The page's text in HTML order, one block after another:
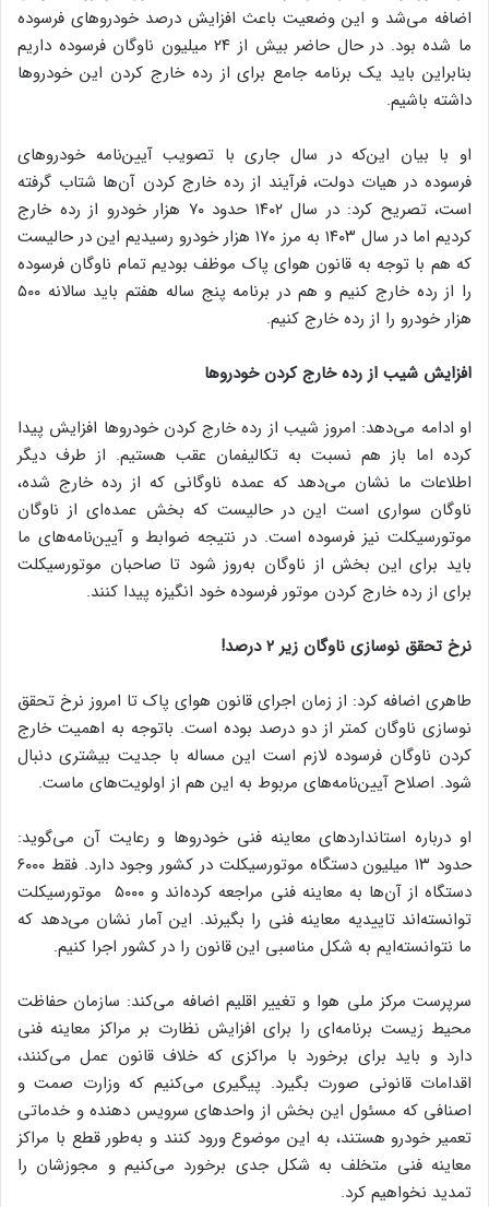
اضافه می‌شد و این وضعیت باعث افزایش درصد خودروهای فرسوده
ما شده بود. در حال حاضر بیش از ۲۴ میلیون ناوگان فرسوده داریم
بنابراین باید یک برنامه جامع برای از رده خارج کردن این خودروها
داشته باشیم.
او با بیان این‌که در سال جاری با تصویب آیین‌نامه خودروهای
فرسوده در هیات دولت، فرآیند از رده خارج کردن آن‌ها شتاب گرفته
است، تصریح کرد: در سال ۱۴۰۲ حدود ۷۰ هزار خودرو از رده خارج
کردیم اما در سال ۱۴۰۳ به مرز ۱۷۰ هزار خودرو رسیدیم این در حالیست
که هم با توجه به قانون هوای پاک موظف بودیم تمام ناوگان فرسوده
را از رده خارج کنیم و هم در برنامه پنج ساله هفتم باید سالانه ۵۰۰
هزار خودرو را از رده خارج کنیم.
افزایش شیب از رده خارج کردن خودروها
او ادامه می‌دهد: امروز شیب از رده خارج کردن خودروها افزایش پیدا
کرده اما باز هم نسبت به تکالیفمان عقب هستیم. از طرف دیگر
اطلاعات ما نشان می‌دهد که عمده ناوگانی که از رده خارج شده،
ناوگان سواری است این در حالیست که بخش عمده‌ای از ناوگان
موتورسیکلت نیز فرسوده است. در نتیجه ضوابط و آیین‌نامه‌های ما
باید برای این بخش از ناوگان به‌روز شود تا صاحبان موتورسیکلت
برای از رده خارج کردن موتور فرسوده خود انگیزه پیدا کنند.
نرخ تحقق نوسازی ناوگان زیر ۲ درصد!
طاهری اضافه کرد: از زمان اجرای قانون هوای پاک تا امروز نرخ تحقق
نوسازی ناوگان کمتر از دو درصد بوده است. باتوجه به اهمیت خارج
کردن ناوگان فرسوده لازم است این مساله با جدیت بیشتری دنبال
شود. اصلاح آیین‌نامه‌های مربوط به این هم از اولویت‌های ماست.
او درباره استانداردهای معاینه فنی خودروها و رعایت آن می‌گوید:
حدود ۱۳ میلیون دستگاه موتورسیکلت در کشور وجود دارد. فقط ۶۰۰۰
دستگاه از آن‌ها به معاینه فنی مراجعه کرده‌اند و ۵۰۰۰ موتورسیکلت
توانسته‌اند تاییدیه معاینه فنی را بگیرند. این آمار نشان می‌دهد که
ما نتوانسته‌ایم به شکل مناسبی این قانون را در کشور اجرا کنیم.
سرپرست مرکز ملی هوا و تغییر اقلیم اضافه می‌کند: سازمان حفاظت
محیط زیست برنامه‌ای را برای افزایش نظارت بر مراکز معاینه فنی
دارد و باید برای برخورد با مراکزی که خلاف قانون عمل می‌کنند،
اقدامات قانونی صورت بگیرد. پیگیری می‌کنیم که وزارت صمت و
اصنافی که مسئول این بخش از واحدهای سرویس دهنده و خدماتی
تعمیر خودرو هستند، به این موضوع ورود کنند و به‌طور قطع با مراکز
معاینه فنی متخلف به شکل جدی برخورد می‌کنیم و مجوزشان را
تمدید نخواهیم کرد.